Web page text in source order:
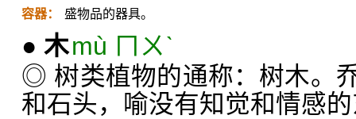
容器： 盛物品的器具。
● 木mù ㄇㄨˋ
◎ 树类植物的通称：树木。
和石头，喻没有知觉和情感